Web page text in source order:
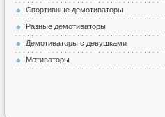
Спортивные демотиваторы
Разные демотиваторы
Демотиваторы с девушками
Мотиваторы